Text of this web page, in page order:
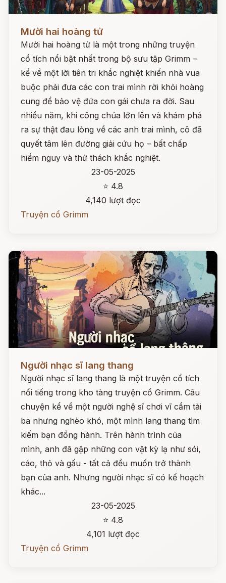
Mười hai hoàng tử
Mười hai hoàng tử là một trong những truyện
cổ tích nổi bật nhất trong bộ sưu tập Grimm –
kể về một lời tiên tri khắc nghiệt khiến nhà vua
buộc phải đưa các con trai mình rời khỏi hoàng
cung để bảo vệ đứa con gái chưa ra đời. Sau
nhiều năm, khi công chúa lớn lên và khám phá
ra sự thật đau lòng về các anh trai mình, cô đã
quyết tâm lên đường giải cứu họ – bất chấp
hiểm nguy và thử thách khắc nghiệt.
23-05-2025
⭐ 4.8
4,140 lượt đọc
Truyện cổ Grimm
Người nhạc sĩ lang thang
Người nhạc sĩ lang thang là một truyện cổ tích
nổi tiếng trong kho tàng truyện cổ Grimm. Câu
chuyện kể về một người nghệ sĩ chơi vĩ cầm tài
ba nhưng nghèo khó, một mình lang thang tìm
kiếm bạn đồng hành. Trên hành trình của
mình, anh đã gặp những con vật kỳ lạ như sói,
cáo, thỏ và gấu - tất cả đều muốn trở thành
bạn của anh. Nhưng người nhạc sĩ có kế hoạch
khác...
23-05-2025
⭐ 4.8
4,101 lượt đọc
Truyện cổ Grimm